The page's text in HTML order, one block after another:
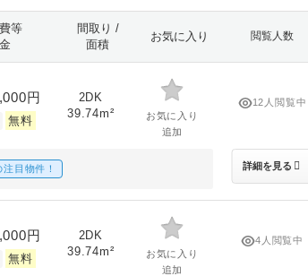
等
間取り /
面積
お気に入り 閲覧人数
円
無料
2DK
39.74m²
お気に入り
追加
目物件！
12人閲覧中
詳細を見る
円
無料
2DK
39.74m²
お気に入り
追加
4人閲覧中